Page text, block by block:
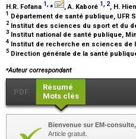
H.R. Fofana 1,⁎ , A. Kaboré 1, 2, H. Hien
1 Département de santé publique, UFR
2 Institut des sciences du sport et du
3 Institut national de santé publique,
4 Institut de recherche en sciences de
5 Direction générale de la santé
⁎Auteur correspondant
PDF
Résumé
Mots clés
Bienvenue sur EM-
Article gratuit.